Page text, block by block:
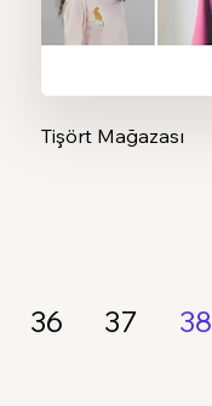
Tişört Mağazası
36 37 38